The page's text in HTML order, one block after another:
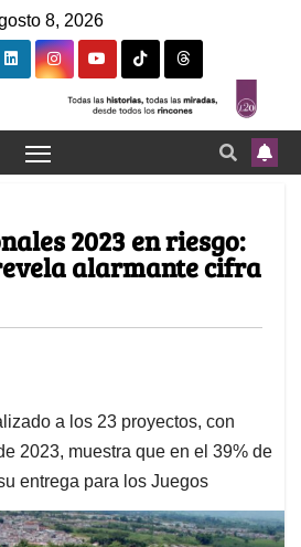
8, 2026
2023 en riesgo:
alarmante cifra
a los 23 proyectos, con
2023, muestra que en el 39% de
entrega para los Juegos